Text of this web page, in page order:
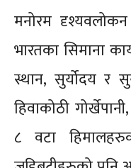
मनोरम
भारतका सिमाना
स्थान, सुर्योदय र
हिवाकोठी
८ वटा